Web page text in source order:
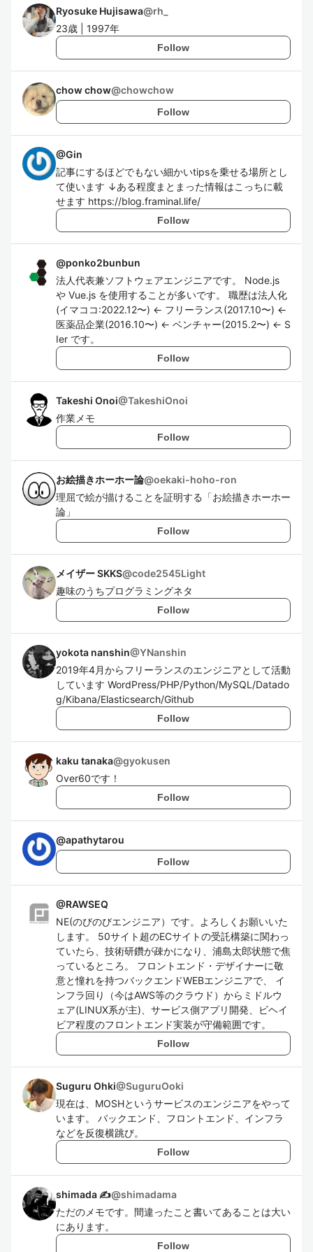
Ryosuke Hujisawa@rh_
23歳 | 1997年
Follow
chow chow@chowchow
Follow
@Gin
記事にするほどでもない細かいtipsを乗せる場所とし
て使います ↓ある程度まとまった情報はこっちに載
せます https://blog.framinal.life/
Follow
@ponko2bunbun
法人代表兼ソフトウェアエンジニアです。 Node.js
や Vue.js を使用することが多いです。 職歴は法人化
(イマココ:2022.12〜) ← フリーランス(2017.10〜) ←
医薬品企業(2016.10〜) ← ベンチャー(2015.2〜) ← S
Ier です。
Follow
Takeshi Onoi@TakeshiOnoi
作業メモ
Follow
お絵描きホーホー論@oekaki-hoho-ron
理屈で絵が描けることを証明する「お絵描きホーホー
論」
Follow
メイザー SKKS@code2545Light
趣味のうちプログラミングネタ
Follow
yokota nanshin@YNanshin
2019年4月からフリーランスのエンジニアとして活動
しています WordPress/PHP/Python/MySQL/Datado
g/Kibana/Elasticsearch/Github
Follow
kaku tanaka@gyokusen
Over60です！
Follow
@apathytarou
Follow
@RAWSEQ
NE(のびのびエンジニア）です。よろしくお願いいた
します。 50サイト超のECサイトの受託構築に関わっ
ていたら、技術研鑽が疎かになり、浦島太郎状態で焦
っているところ。 フロントエンド・デザイナーに敬
意と憧れを持つバックエンドWEBエンジニアで、 イ
ンフラ回り（今はAWS等のクラウド）からミドルウ
ェア(LINUX系が主)、サービス側アプリ開発、ビヘイ
ビア程度のフロントエンド実装が守備範囲です。
Follow
Suguru Ohki@SuguruOoki
現在は、MOSHというサービスのエンジニアをやって
います。 バックエンド、フロントエンド、インフラ
などを反復横跳び。
Follow
shimada ✍@shimadama
ただのメモです。間違ったこと書いてあることは大い
にあります。
Follow